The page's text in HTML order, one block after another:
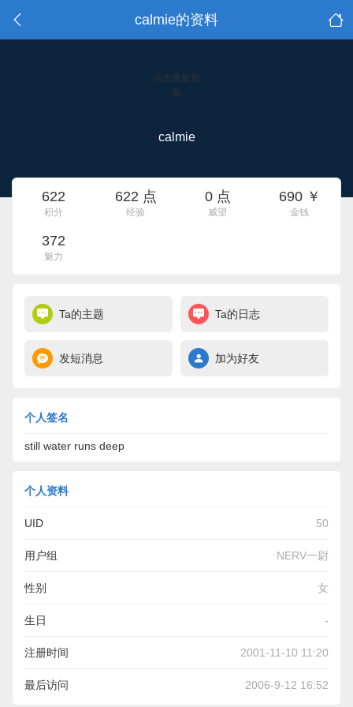
calmie的资料
点击重新加
载
calmie
622
积分
622 点
经验
0 点
威望
690 ￥
金钱
372
魅力
Ta的主题 Ta的日志
发短消息 加为好友
个人签名
still water runs deep
个人资料
UID 50
用户组 NERV一尉
性别 女
生日 -
注册时间 2001-11-10 11:20
最后访问 2006-9-12 16:52